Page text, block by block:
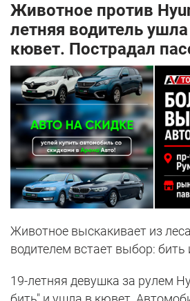
Животное против
летняя водитель
кювет. Пострадал
Животное выскакивает из
водителем встает выбор: бить
19-летняя девушка за рулем